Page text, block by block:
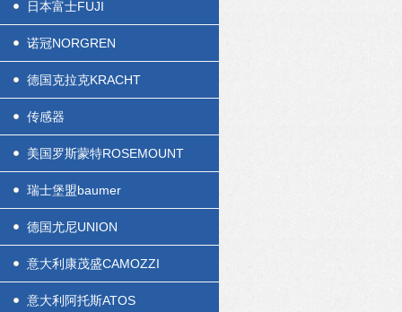
日本富士FUJI
诺冠NORGREN
德国克拉克KRACHT
传感器
美国罗斯蒙特ROSEMOUNT
瑞士堡盟baumer
德国尤尼UNION
意大利康茂盛CAMOZZI
意大利阿托斯ATOS